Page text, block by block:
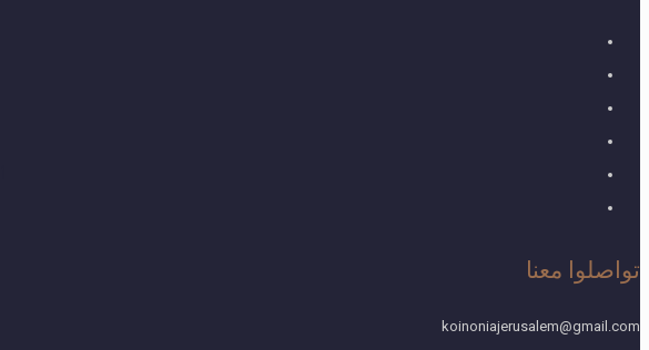
تواصلوا معنا
koinoniajerusalem@gmail.com